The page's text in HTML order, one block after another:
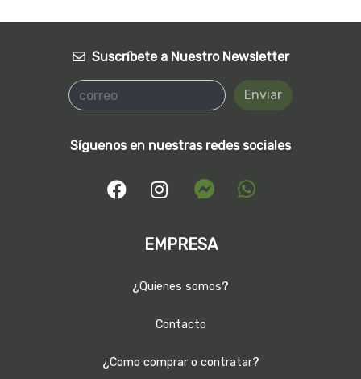
Suscríbete a Nuestro Newsletter
Enviar
Síguenos en nuestras redes sociales
EMPRESA
¿Quienes somos?
Contacto
¿Como comprar o contratar?